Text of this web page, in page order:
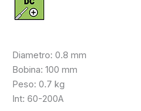
Diametro: 0.8 mm
Bobina: 100 mm
Peso: 0.7 kg
Int: 60-200A